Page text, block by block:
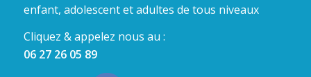
enfant, adolescent et adultes de tous niveaux
Cliquez & appelez nous au :
06 27 26 05 89